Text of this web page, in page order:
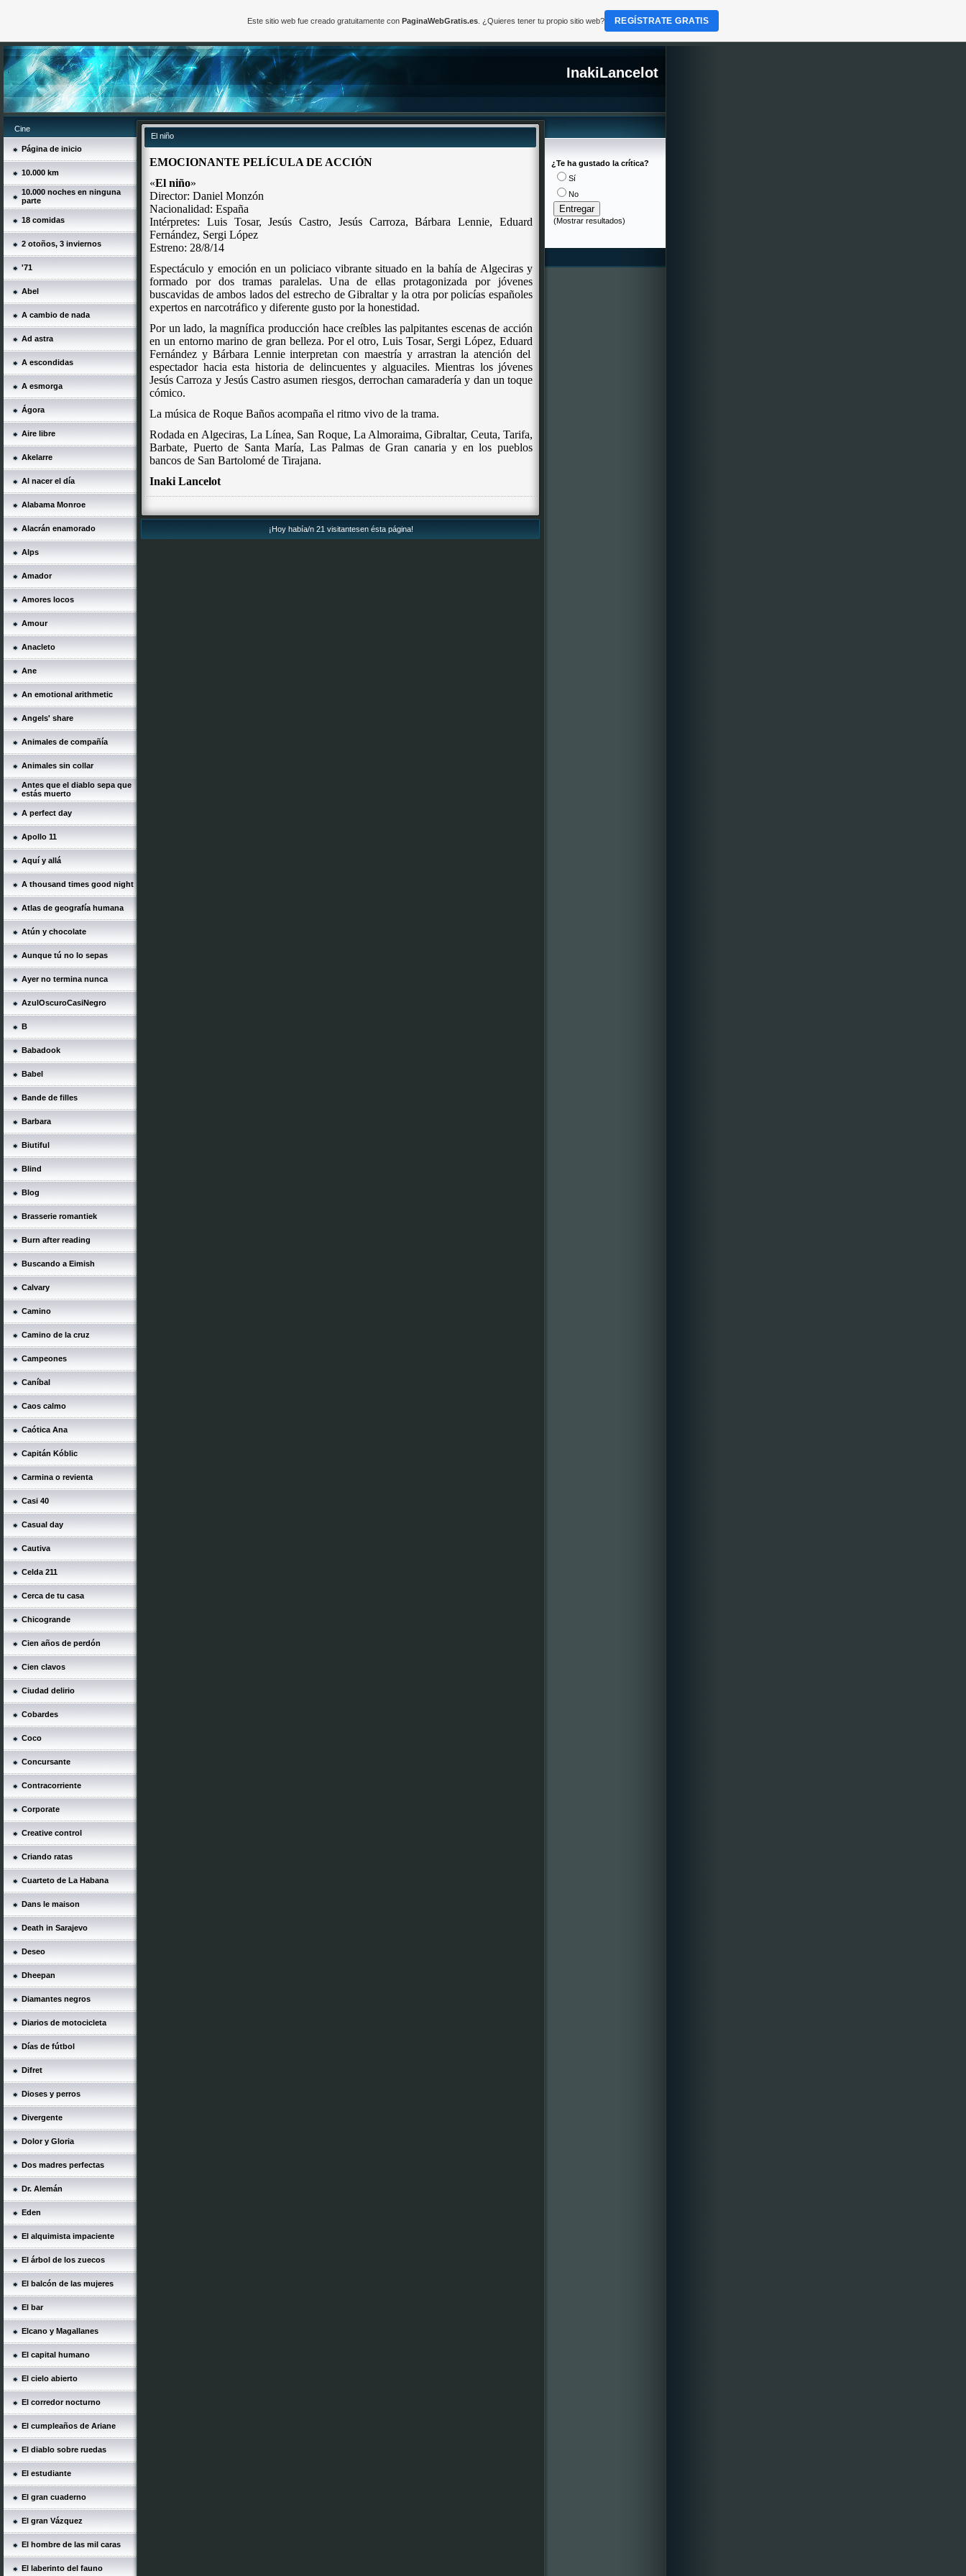
InakiLancelot
Cine
Página de inicio
10.000 km
10.000 noches en ninguna
parte
18 comidas
2 otoños, 3 inviernos
'71
Abel
A cambio de nada
Ad astra
A escondidas
A esmorga
Ágora
Aire libre
Akelarre
Al nacer el día
Alabama Monroe
Alacrán enamorado
Alps
Amador
Amores locos
Amour
Anacleto
Ane
An emotional arithmetic
Angels' share
Animales de compañía
Animales sin collar
Antes que el diablo sepa que
estás muerto
A perfect day
Apollo 11
Aquí y allá
A thousand times good night
Atlas de geografía humana
Atún y chocolate
Aunque tú no lo sepas
Ayer no termina nunca
AzulOscuroCasiNegro
B
Babadook
Babel
Bande de filles
Barbara
Biutiful
Blind
Blog
Brasserie romantiek
Burn after reading
Buscando a Eimish
Calvary
Camino
Camino de la cruz
Campeones
Caníbal
Caos calmo
Caótica Ana
Capitán Kóblic
Carmina o revienta
Casi 40
Casual day
Cautiva
Celda 211
Cerca de tu casa
Chicogrande
Cien años de perdón
Cien clavos
Ciudad delirio
Cobardes
Coco
Concursante
Contracorriente
Corporate
Creative control
Criando ratas
Cuarteto de La Habana
Dans le maison
Death in Sarajevo
Deseo
Dheepan
Diamantes negros
Diarios de motocicleta
Días de fútbol
Difret
Dioses y perros
Divergente
Dolor y Gloria
Dos madres perfectas
Dr. Alemán
Eden
El alquimista impaciente
El árbol de los zuecos
El balcón de las mujeres
El bar
Elcano y Magallanes
El capital humano
El cielo abierto
El corredor nocturno
El cumpleaños de Ariane
El diablo sobre ruedas
El estudiante
El gran cuaderno
El gran Vázquez
El hombre de las mil caras
El laberinto del fauno
El niño
EMOCIONANTE PELÍCULA DE ACCIÓN
«El niño»
Director: Daniel Monzón
Nacionalidad: España
Intérpretes: Luis Tosar, Jesús Castro, Jesús Carroza,
Bárbara Lennie, Eduard
Fernández, Sergi López
Estreno: 28/8/14
Espectáculo y emoción en un policiaco vibrante situado en la bahía de Algeciras y
formado por dos tramas paralelas. Una de ellas protagonizada por jóvenes
buscavidas de ambos lados del estrecho de Gibraltar y la otra por policías españoles
expertos en narcotráfico y diferente gusto por la honestidad.
Por un lado, la magnífica producción hace creíbles las palpitantes escenas de acción
en un entorno marino de gran belleza. Por el otro, Luis Tosar, Sergi López,Eduard
Fernández y Bárbara Lennieinterpretan con maestría y arrastran la atención del
espectador hacia esta historia de delincuentes y alguaciles. Mientras los jóvenes
Jesús Carroza y Jesús Castro asumen riesgos, derrochan camaradería y dan un toque
cómico.
La música de Roque Baños acompaña el ritmo vivo de la trama.
Rodada en Algeciras, La Línea, San Roque, La Almoraima, Gibraltar, Ceuta, Tarifa,
Barbate, Puerto de Santa María, Las Palmas de Gran canaria y en los pueblos
bancos de San Bartolomé de Tirajana.
Inaki Lancelot
¡Hoy había/n 21 visitantesen ésta página!
¿Te ha gustado la crítica?
Sí
No
(Mostrar resultados)
Este sitio web fue creado gratuitamente con PaginaWebGratis.es. ¿Quieres tener tu propio sitio web? REGÍSTRATE GRATIS